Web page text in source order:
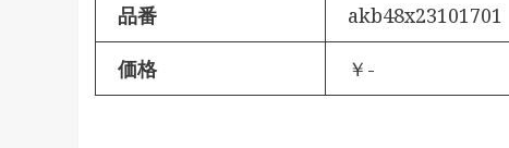
品番 akb48x23101701
価格 ￥-